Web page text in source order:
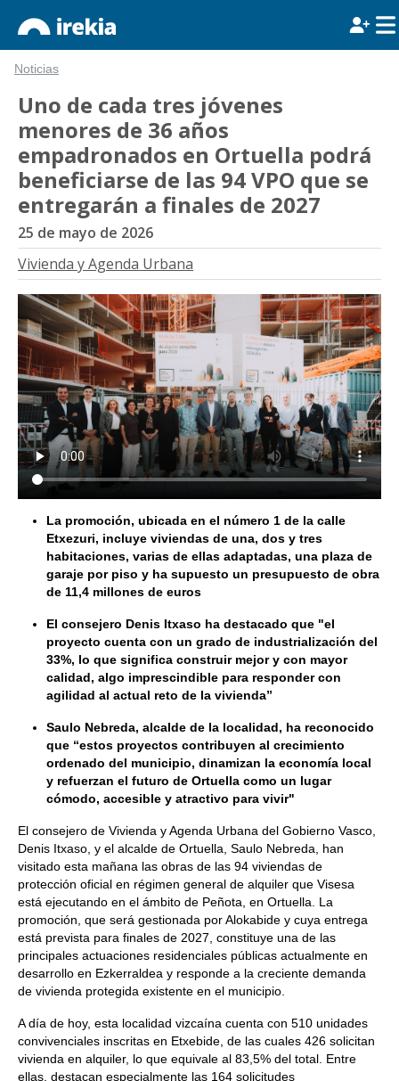
Noticias
Uno de cada tres jóvenes
menores de 36 años
empadronados en Ortuella podrá
beneficiarse de las 94 VPO que se
entregarán a finales de 2027
25 de mayo de 2026
Vivienda y Agenda Urbana
La promoción, ubicada en el número 1 de la calle
Etxezuri, incluye viviendas de una, dos y tres
habitaciones, varias de ellas adaptadas, una plaza de
garaje por piso y ha supuesto un presupuesto de obra
de 11,4 millones de euros
El consejero Denis Itxaso ha destacado que "el
proyecto cuenta con un grado de industrialización del
33%, lo que significa construir mejor y con mayor
calidad, algo imprescindible para responder con
agilidad al actual reto de la vivienda”
Saulo Nebreda, alcalde de la localidad, ha reconocido
que “estos proyectos contribuyen al crecimiento
ordenado del municipio, dinamizan la economía local
y refuerzan el futuro de Ortuella como un lugar
cómodo, accesible y atractivo para vivir"
El consejero de Vivienda y Agenda Urbana del Gobierno Vasco,
Denis Itxaso, y el alcalde de Ortuella, Saulo Nebreda, han
visitado esta mañana las obras de las 94 viviendas de
protección oficial en régimen general de alquiler que Visesa
está ejecutando en el ámbito de Peñota, en Ortuella. La
promoción, que será gestionada por Alokabide y cuya entrega
está prevista para finales de 2027, constituye una de las
principales actuaciones residenciales públicas actualmente en
desarrollo en Ezkerraldea y responde a la creciente demanda
de vivienda protegida existente en el municipio.
A día de hoy, esta localidad vizcaína cuenta con 510 unidades
convivenciales inscritas en Etxebide, de las cuales 426 solicitan
vivienda en alquiler, lo que equivale al 83,5% del total. Entre
ellas, destacan especialmente las 164 solicitudes